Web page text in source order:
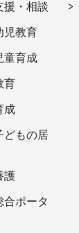
援・相談
児教育
童育成
育
成
どもの居
護
合ポータ